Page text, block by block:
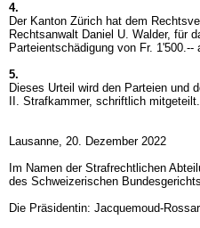
4.
Der Kanton Zürich hat dem
Rechtsanwalt Daniel U. Walder, für
Parteientschädigung von Fr. 1'500.--
5.
Dieses Urteil wird den Parteien und
II. Strafkammer, schriftlich mitgeteilt.
Lausanne, 20. Dezember 2022
Im Namen der Strafrechtlichen
des Schweizerischen Bundesgerichts
Die Präsidentin: Jacquemoud-